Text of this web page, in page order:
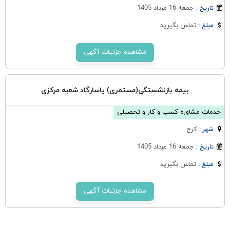
تاریخ : جمعه 16 مرداد 1405
مبلغ :تماس بگیرید
مشاهده جزئیات آگهی
بیمه بازنشستگی(مستمری) پاسارگاد شعبه مرکزی
خدمات مشاوره کسب و کار و تحصیلی
شهر :كرج
تاریخ : جمعه 16 مرداد 1405
مبلغ :تماس بگیرید
مشاهده جزئیات آگهی